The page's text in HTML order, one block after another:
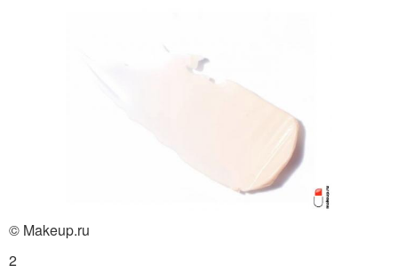
© Makeup.ru
2